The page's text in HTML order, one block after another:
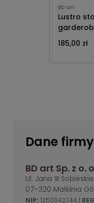
BD art
Lustro
155x40
185,00 zł
Dane
BD art Sp. z o.
Ul. Jana III
07-320 Małkinia
NIP: 1250042744 |